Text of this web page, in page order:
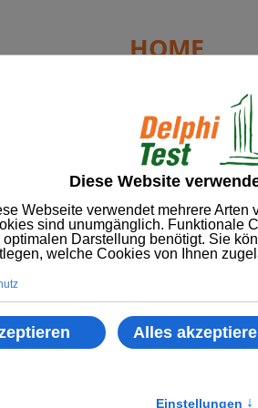
HOME